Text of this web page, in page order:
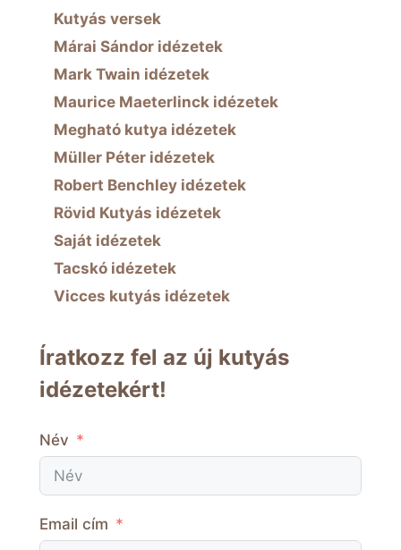
Kutyás versek
Márai Sándor idézetek
Mark Twain idézetek
Maurice Maeterlinck idézetek
Megható kutya idézetek
Müller Péter idézetek
Robert Benchley idézetek
Rövid Kutyás idézetek
Saját idézetek
Tacskó idézetek
Vicces kutyás idézetek
Íratkozz fel az új kutyás
idézetekért!
Név
Email cím